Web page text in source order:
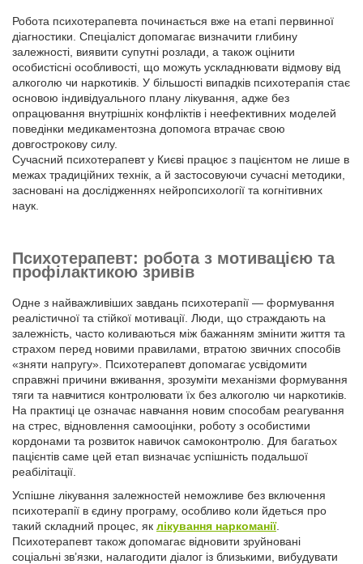
Робота психотерапевта починається вже на етапі первинної
діагностики. Спеціаліст допомагає визначити глибину
залежності, виявити супутні розлади, а також оцінити
особистісні особливості, що можуть ускладнювати відмову від
алкоголю чи наркотиків. У більшості випадків психотерапія стає
основою індивідуального плану лікування, адже без
опрацювання внутрішніх конфліктів і неефективних моделей
поведінки медикаментозна допомога втрачає свою
довгострокову силу.
Сучасний психотерапевт у Києві працює з пацієнтом не лише в
межах традиційних технік, а й застосовуючи сучасні методики,
засновані на дослідженнях нейропсихології та когнітивних
наук.
Психотерапевт: робота з мотивацією та
профілактикою зривів
Одне з найважливіших завдань психотерапії — формування
реалістичної та стійкої мотивації. Люди, що страждають на
залежність, часто коливаються між бажанням змінити життя та
страхом перед новими правилами, втратою звичних способів
«зняти напругу». Психотерапевт допомагає усвідомити
справжні причини вживання, зрозуміти механізми формування
тяги та навчитися контролювати їх без алкоголю чи наркотиків.
На практиці це означає навчання новим способам реагування
на стрес, відновлення самооцінки, роботу з особистими
кордонами та розвиток навичок самоконтролю. Для багатьох
пацієнтів саме цей етап визначає успішність подальшої
реабілітації.
Успішне лікування залежностей неможливе без включення
психотерапії в єдину програму, особливо коли йдеться про
такий складний процес, як лікування наркоманії.
Психотерапевт також допомагає відновити зруйновані
соціальні зв’язки, налагодити діалог із близькими, вибудувати